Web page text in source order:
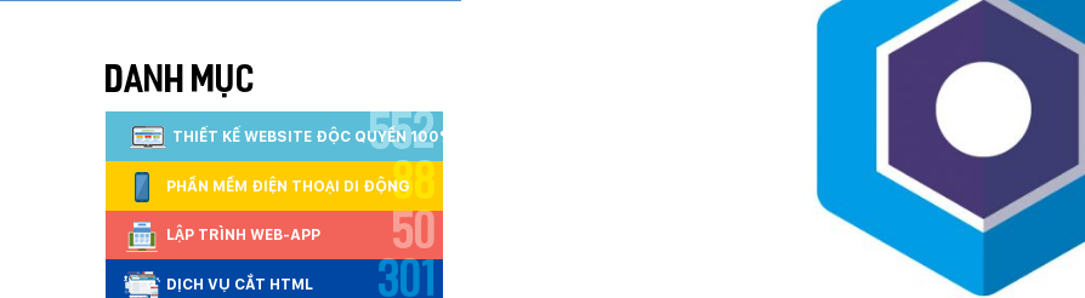
DANH MỤC
THIẾT KẾ WEBSITE ĐỘC QUYỀN 100%
552
PHẦN MỀM ĐIỆN THOẠI DI ĐỘNG88
LẬP TRÌNH WEB-APP 50
DỊCH VỤ CẮT HTML 301